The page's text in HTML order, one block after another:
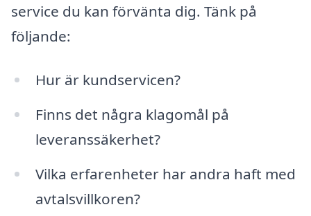
service du kan förvänta dig. Tänk på
följande:
Hur är kundservicen?
Finns det några klagomål på
leveranssäkerhet?
Vilka erfarenheter har andra haft med
avtalsvillkoren?